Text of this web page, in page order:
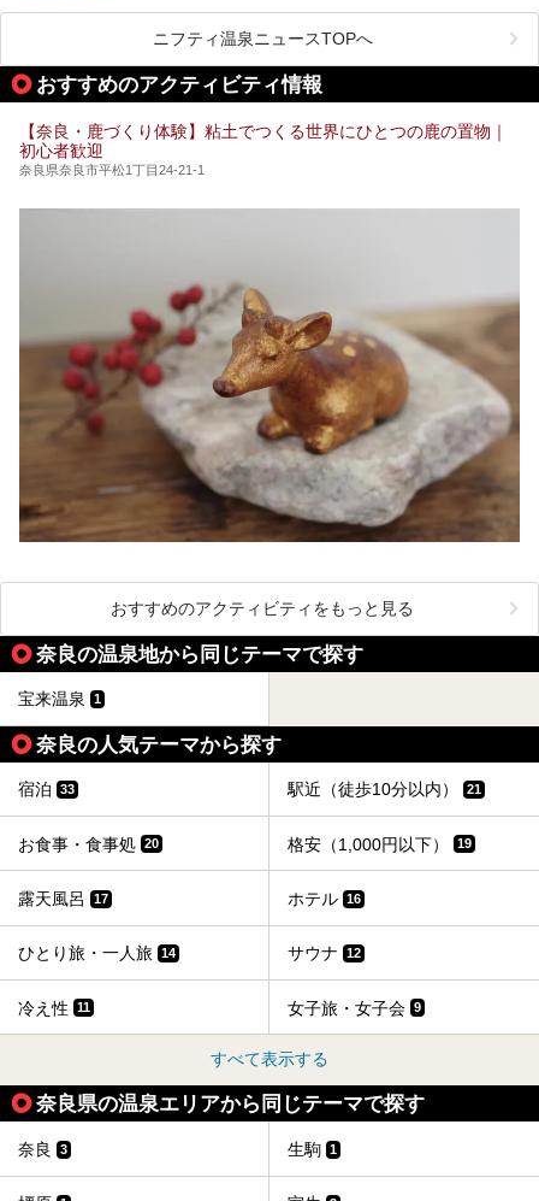
芯までじんわり温まってリラックス効果も抜群。
今回は、奈良で行けるおすすめのスーパー銭湯を5つご紹介
したいと思います。
まれるくらい日本人の心を捉えて離さない名所中の名所があ
ります。それは奈良県の吉野山。
す。また吉野山を含む「紀伊山地の霊場と参詣道」はユネス
コの世界遺産に登録されており、修験道の霊場として荘厳な
開湯300年と歴史のある霊験あらたかな吉野の湯で、春を感
じる湯治の旅はいかがでしょう。
今回は奈良県吉野のおすすめ温泉を紹介いたします！
ニフティ温泉ニュースTOPへ
おすすめのアクティビティ情報
【奈良・鹿づくり体験】粘土でつくる世界にひとつの鹿の置物｜
初心者歓迎
奈良県奈良市平松1丁目24-21-1
おすすめのアクティビティをもっと見る
奈良の温泉地から同じテーマで探す
宝来温泉 1
奈良の人気テーマから探す
宿泊 33 駅近（徒歩10分以内） 21
お食事・食事処 20 格安（1,000円以下） 19
露天風呂 17 ホテル 16
ひとり旅・一人旅 14 サウナ 12
冷え性 11 女子旅・女子会 9
すべて表示する
奈良県の温泉エリアから同じテーマで探す
奈良 3 生駒 1